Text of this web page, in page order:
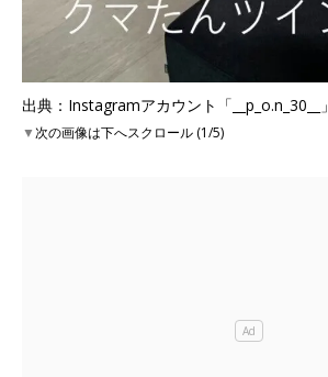
出典：Instagramアカウント「__p_o.n_30__」
▼次の画像は下へスクロール (1/5)